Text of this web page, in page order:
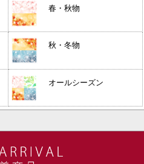
春・秋物
秋・冬物
オールシーズン